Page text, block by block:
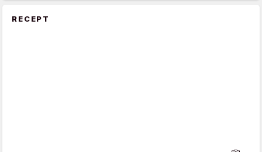
RECEPT